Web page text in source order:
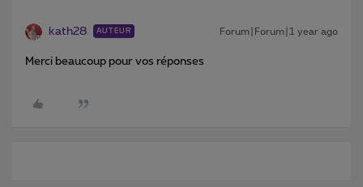
kath28 AUTEUR Forum|Forum|1 year ago
Merci beaucoup pour vos réponses